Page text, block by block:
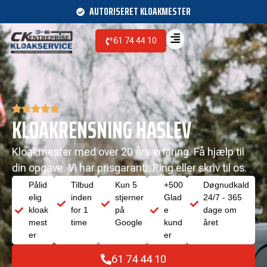
AUTORISERET KLOAKMESTER
61 74 44 10
KLOAKRENSNING HASLEV
Kloakmester med over 20 års erfaring. Få hjælp til
din opgave. Vi har prisgaranti. Ring eller skriv til os.
Pålid
elig
kloak
mest
er
Tilbud
inden
for 1
time
Kun 5
stjerner
på
Google
+500
Glad
e
kund
er
Døgnudkald
24/7 - 365
dage om
året
61 74 44 10